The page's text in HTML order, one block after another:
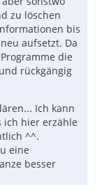
zu löschen
bis
aufsetzt. Da
die
rückgängig
Ich kann
ich hier erzähle
^^.
eine
besser